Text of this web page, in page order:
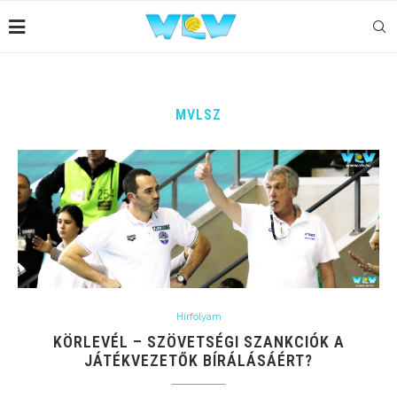
MVLSZ
Hírfolyam
KÖRLEVÉL – SZÖVETSÉGI SZANKCIÓK A
JÁTÉKVEZETŐK BÍRÁLÁSÁÉRT?